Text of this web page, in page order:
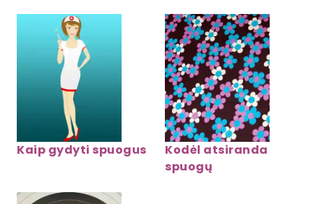
Kaip gydyti spuogus
Kodėl atsiranda
spuogų